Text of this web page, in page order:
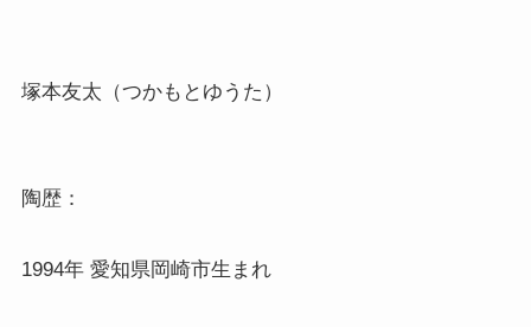
塚本友太（つかもとゆうた）
陶歴：
1994年 愛知県岡崎市生まれ